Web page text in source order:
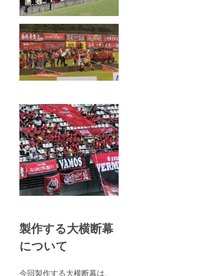
製作する大横断幕
について
今回製作する大横断幕は、